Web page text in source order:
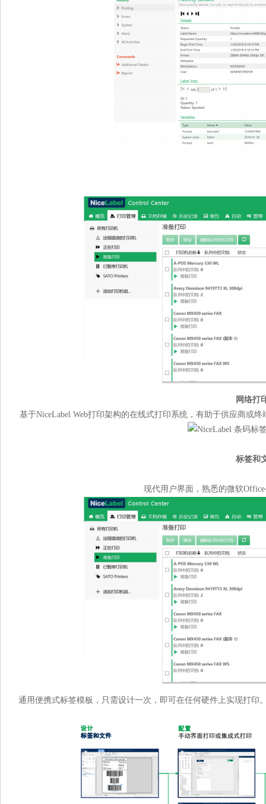
网络打
基于NiceLabel Web打印架构的在线式打印系统，有助于供应商或
标签和
现代用户界面，熟悉的微软
通用便携式标签模板，只需设计一次，即可在任何硬件上实现打印